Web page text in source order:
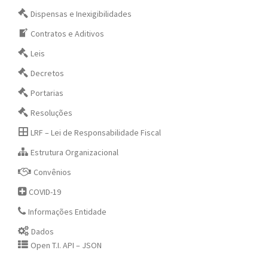
Dispensas e Inexigibilidades
Contratos e Aditivos
Leis
Decretos
Portarias
Resoluções
LRF – Lei de Responsabilidade Fiscal
Estrutura Organizacional
Convênios
COVID-19
Informações Entidade
Dados
Open T.I. API – JSON